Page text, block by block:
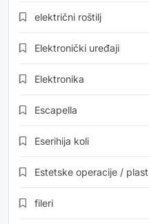
električni roštilj
Elektronički uređaji
Elektronika
Escapella
Eserihija koli
Estetske operacije /
fileri